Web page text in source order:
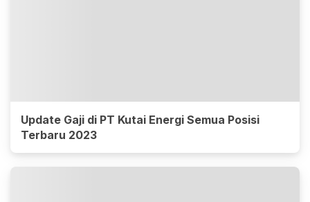
Update Gaji di PT Kutai Energi Semua Posisi
Terbaru 2023